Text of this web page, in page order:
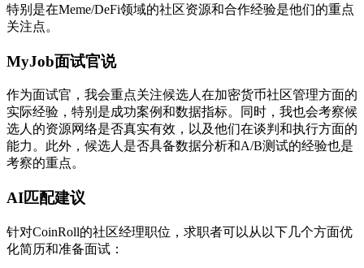
特别是在Meme/DeFi领域的社区资源和合作经验是他们的重点
关注点。
MyJob面试官说
作为面试官，我会重点关注候选人在加密货币社区管理方面的
实际经验，特别是成功案例和数据指标。同时，我也会考察候
选人的资源网络是否真实有效，以及他们在谈判和执行方面的
能力。此外，候选人是否具备数据分析和A/B测试的经验也是
考察的重点。
AI匹配建议
针对CoinRoll的社区经理职位，求职者可以从以下几个方面优
化简历和准备面试：